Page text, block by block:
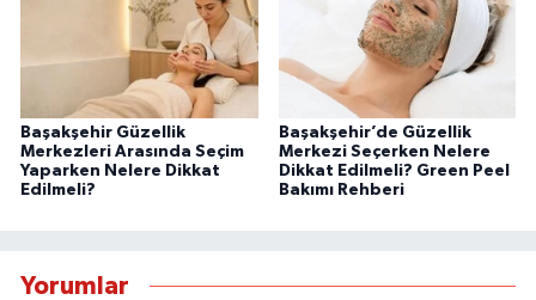
Başakşehir Güzellik
Merkezleri Arasında Seçim
Yaparken Nelere Dikkat
Edilmeli?
Başakşehir’de Güzellik
Merkezi Seçerken Nelere
Dikkat Edilmeli? Green Peel
Bakımı Rehberi
Yorumlar